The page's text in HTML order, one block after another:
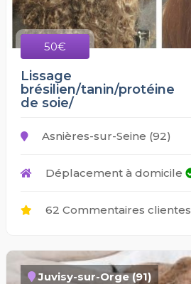
50€
Lissage
brésilien/tanin/protéine
de soie/
Asnières-sur-Seine (92)
Déplacement à domicile
62 Commentaires clientes
Juvisy-sur-Orge (91)